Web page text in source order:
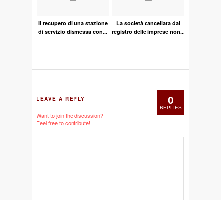
Il recupero di una stazione
di servizio dismessa con...
La società cancellata dal
registro delle imprese non...
0
REPLIES
LEAVE A REPLY
Want to join the discussion?
Feel free to contribute!